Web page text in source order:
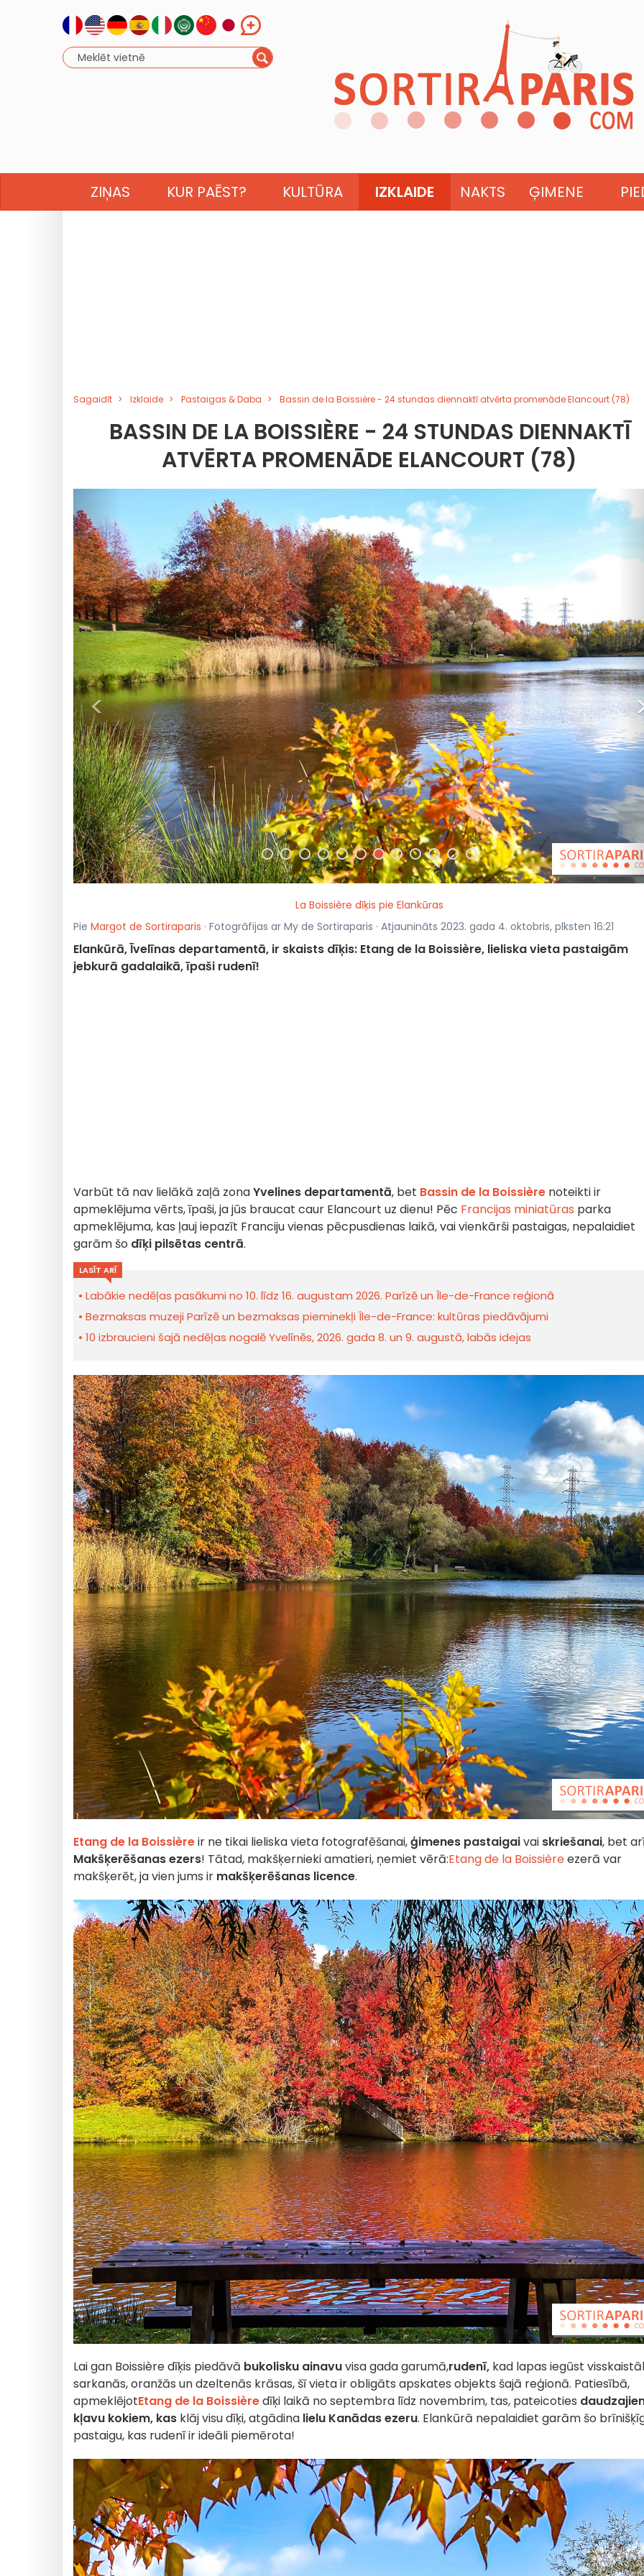
ZIŅAS KUR PAĒST? KULTŪRA IZKLAIDE NAKTS ĢIMENE
Sagaidīt Izklaide Pastaigas & Daba Bassin de la Boissière - 24 stundas diennaktī atvērta promenāde Elancourt (78)
BASSIN DE LA BOISSIÈRE - 24 STUNDAS DIENNAKTĪ
ATVĒRTA PROMENĀDE ELANCOURT (78)
<
La Boissière dīķis pie Elankūras
Pie Margot de Sortiraparis · Fotogrāfijas ar My de Sortiraparis · Atjaunināts 2023. gada 4. oktobris, plksten 16:21
Elankūrā, Īvelīnas departamentā, ir skaists dīķis: Etang de la Boissière, lieliska vieta pastaigām
jebkurā gadalaikā, īpaši rudenī!
Varbūt tā nav lielākā zaļā zonaYvelines departamentā, bet Bassin de la Boissière noteikti ir
apmeklējuma vērts, īpaši, ja jūs braucat caur Elancourt uz dienu! Pēc Francijas miniatūras parka
apmeklējuma, kas ļauj iepazīt Franciju vienas pēcpusdienas laikā, vai vienkārši pastaigas, nepalaidiet
garām šo dīķi pilsētas centrā.
LASĪT ARĪ
Labākie nedēļas pasākumi no 10. līdz 16. augustam 2026. Parīzē un Île-de-France reģionā
Bezmaksas muzeji Parīzē un bezmaksas pieminekļi Île-de-France: kultūras piedāvājumi
10 izbraucieni šajā nedēļas nogalē Yvelīnēs, 2026. gada 8. un 9. augustā, labās idejas
Etang de la Boissièreir ne tikai lieliska vieta fotografēšanai,ģimenes pastaigaivai skriešanai, bet
Makšķerēšanas ezers! Tātad, makšķernieki amatieri, ņemiet vērā:Etang de la Boissièreezerā var
makšķerēt, ja vien jums ir makšķerēšanas licence.
Lai gan Boissière dīķis piedāvā bukolisku ainavuvisa gada garumā,rudenī, kad lapas iegūst
sarkanās, oranžās un dzeltenās krāsas, šī vieta ir obligāts apskates objekts šajā reģionā. Patiesībā,
apmeklējotEtang de la Boissièredīķi laikā no septembra līdz novembrim, tas, pateicoties
kļavu kokiem, kas klāj visu dīķi, atgādina lielu Kanādas ezeru. Elankūrā nepalaidiet garām šo
pastaigu, kas rudenī ir ideāli piemērota!